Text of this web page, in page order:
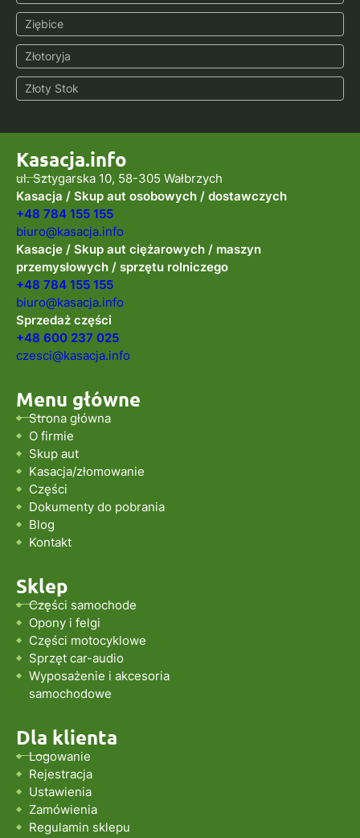
Ziębice
Złotoryja
Złoty Stok
Kasacja.info
ul. Sztygarska 10, 58-305 Wałbrzych
Kasacja / Skup aut osobowych / dostawczych
+48 784 155 155
biuro@kasacja.info
Kasacje / Skup aut ciężarowych / maszyn
przemysłowych / sprzętu rolniczego
+48 784 155 155
biuro@kasacja.info
Sprzedaż części
+48 600 237 025
czesci@kasacja.info
Menu główne
Strona główna
O firmie
Skup aut
Kasacja/złomowanie
Części
Dokumenty do pobrania
Blog
Kontakt
Sklep
Części samochode
Opony i felgi
Części motocyklowe
Sprzęt car-audio
Wyposażenie i akcesoria
samochodowe
Dla klienta
Logowanie
Rejestracja
Ustawienia
Zamówienia
Regulamin sklepu